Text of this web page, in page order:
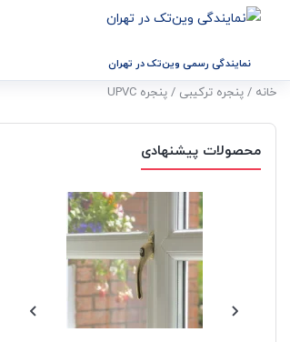
نمایندگی رسمی وین‌تک در تهران
خانه / پنجره ترکیبی / پنجره UPVC
محصولات پیشنهادی